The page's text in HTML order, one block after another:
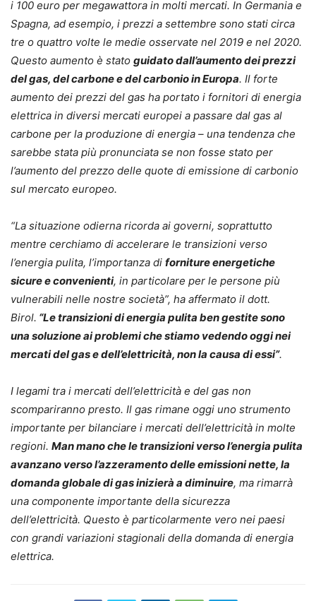
i 100 euro per megawattora in molti mercati. In Germania e
Spagna, ad esempio, i prezzi a settembre sono stati circa
tre o quattro volte le medie osservate nel 2019 e nel 2020.
Questo aumento è stato guidato dall’aumento dei prezzi
del gas, del carbone e del carbonio in Europa. Il forte
aumento dei prezzi del gas ha portato i fornitori di energia
elettrica in diversi mercati europei a passare dal gas al
carbone per la produzione di energia – una tendenza che
sarebbe stata più pronunciata se non fosse stato per
l’aumento del prezzo delle quote di emissione di carbonio
sul mercato europeo.
“La situazione odierna ricorda ai governi, soprattutto
mentre cerchiamo di accelerare le transizioni verso
l’energia pulita, l’importanza di forniture energetiche
sicure e convenienti, in particolare per le persone più
vulnerabili nelle nostre società”, ha affermato il dott.
Birol. “Le transizioni di energia pulita ben gestite sono
una soluzione ai problemi che stiamo vedendo oggi nei
mercati del gas e dell’elettricità, non la causa di essi”.
I legami tra i mercati dell’elettricità e del gas non
scompariranno presto. Il gas rimane oggi uno strumento
importante per bilanciare i mercati dell’elettricità in molte
regioni. Man mano che le transizioni verso l’energia pulita
avanzano verso l’azzeramento delle emissioni nette, la
domanda globale di gas inizierà a diminuire, ma rimarrà
una componente importante della sicurezza
dell’elettricità. Questo è particolarmente vero nei paesi
con grandi variazioni stagionali della domanda di energia
elettrica.